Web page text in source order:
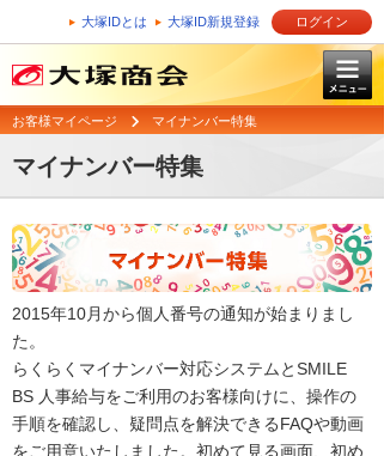
大塚IDとは 大塚ID新規登録 ログイン
お客様マイページ マイナンバー特集
マイナンバー特集
2015年10月から個人番号の通知が始まりまし
た。
らくらくマイナンバー対応システムとSMILE
BS 人事給与をご利用のお客様向けに、操作の
手順を確認し、疑問点を解決できるFAQや動画
をご用意いたしました。初めて見る画面、初め